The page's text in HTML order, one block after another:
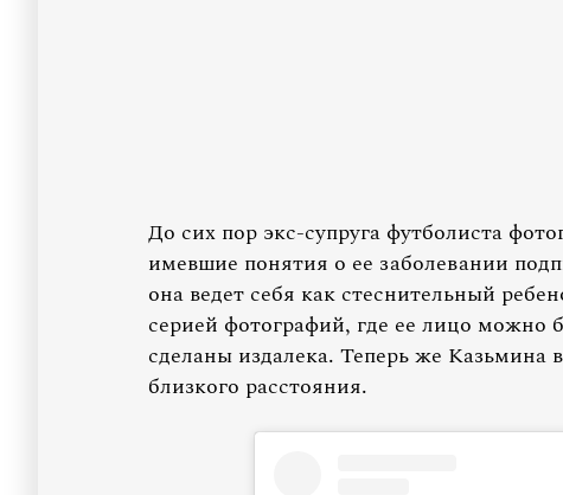
До сих пор экс-супруга футболиста
имевшие понятия о ее заболевании
она ведет себя как стеснительный
серией фотографий, где ее лицо можно
сделаны издалека. Теперь же Казьмина
близкого расстояния.